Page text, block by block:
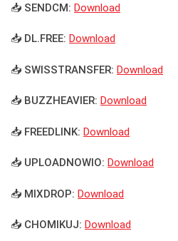
📥 SENDCM: Download
📥 DL.FREE: Download
📥 SWISSTRANSFER: Download
📥 BUZZHEAVIER: Download
📥 FREEDLINK: Download
📥 UPLOADNOWIO: Download
📥 MIXDROP: Download
📥 CHOMIKUJ: Download